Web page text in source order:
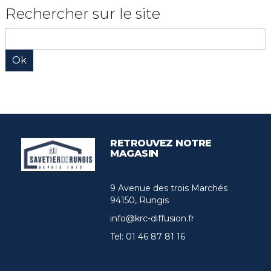
Rechercher sur le site
RETROUVEZ NOTRE
MAGASIN
9 Avenue des trois Marchés
94150, Rungis
info@krc-diffusion.fr
Tel: 01 46 87 81 16